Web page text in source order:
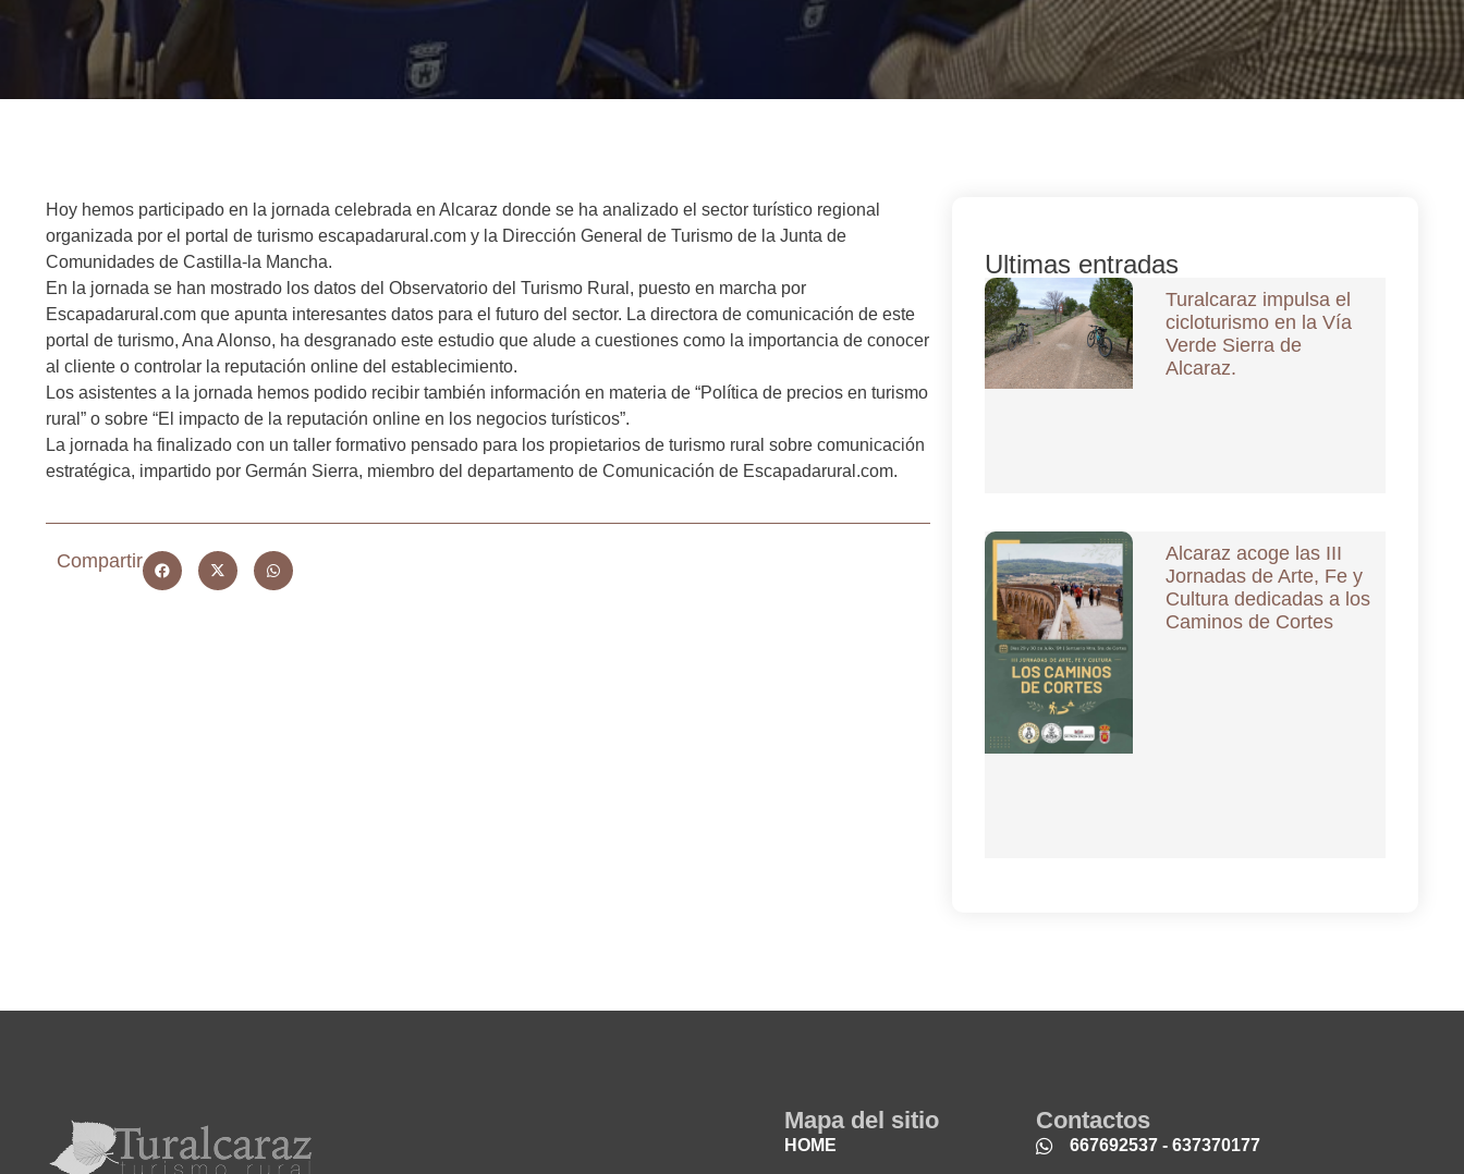
Hoy hemos participado en la jornada celebrada en Alcaraz donde se ha analizado el sector turístico regional
organizada por el portal de turismo escapadarural.com y la Dirección General de Turismo de la Junta de
Comunidades de Castilla-la Mancha.
En la jornada se han mostrado los datos del Observatorio del Turismo Rural, puesto en marcha por
Escapadarural.com que apunta interesantes datos para el futuro del sector. La directora de comunicación de este
portal de turismo, Ana Alonso, ha desgranado este estudio que alude a cuestiones como la importancia de conocer
al cliente o controlar la reputación online del establecimiento.
Los asistentes a la jornada hemos podido recibir también información en materia de “Política de precios en turismo
rural” o sobre “El impacto de la reputación online en los negocios turísticos”.
La jornada ha finalizado con un taller formativo pensado para los propietarios de turismo rural sobre comunicación
estratégica, impartido por Germán Sierra, miembro del departamento de Comunicación de Escapadarural.com.
Compartir
Ultimas entradas
Turalcaraz impulsa el
cicloturismo en la Vía
Verde Sierra de
Alcaraz.
Alcaraz acoge las III
Jornadas de Arte, Fe y
Cultura dedicadas a los
Caminos de Cortes
Mapa del sitio
HOME
Contactos
667692537 - 637370177